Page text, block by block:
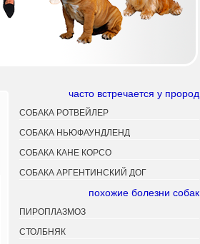
часто встречается у прород
СОБАКА РОТВЕЙЛЕР
СОБАКА НЬЮФАУНДЛЕНД
СОБАКА КАНЕ КОРСО
СОБАКА АРГЕНТИНСКИЙ ДОГ
похожие болезни собак
ПИРОПЛАЗМОЗ
СТОЛБНЯК